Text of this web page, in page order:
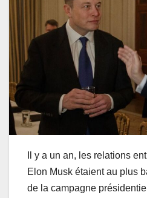
Il y a un an, les relations
Elon Musk étaient au plus
de la campagne